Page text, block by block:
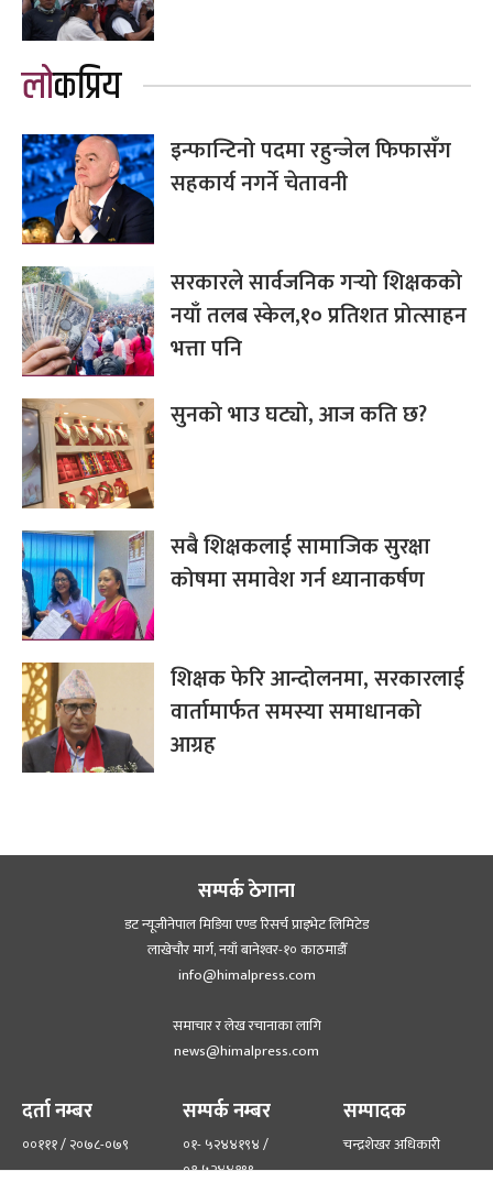
लोकप्रिय
इन्फान्टिनो पदमा रहुन्जेल फिफासँग
सहकार्य नगर्ने चेतावनी
सरकारले सार्वजनिक गर्‍यो शिक्षकको
नयाँ तलब स्केल,१० प्रतिशत प्रोत्साहन
भत्ता पनि
सुनको भाउ घट्यो, आज कति छ?
सबै शिक्षकलाई सामाजिक सुरक्षा
कोषमा समावेश गर्न ध्यानाकर्षण
शिक्षक फेरि आन्दोलनमा, सरकारलाई
वार्तामार्फत समस्या समाधानको
आग्रह
सम्पर्क ठेगाना
डट न्यूजीनेपाल मिडिया एण्ड रिसर्च प्राइभेट लिमिटेड
लाखेचौर मार्ग, नयाँ बानेश्‍वर-१० काठमाडौँ
info@himalpress.com
समाचार र लेख रचानाका लागि
news@himalpress.com
दर्ता नम्बर
००१११ / २०७८-०७९
सम्पर्क नम्बर
०१- ५२४४१९४ /
०१-५२४४१९९
सम्पादक
चन्द्रशेखर अधिकारी